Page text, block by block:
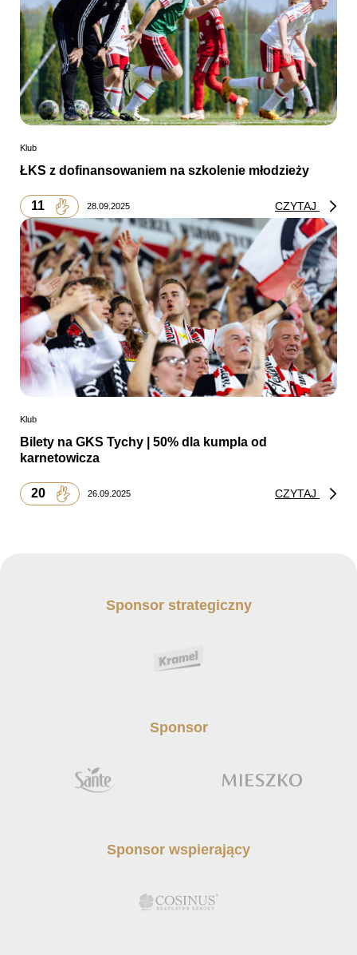
Klub
ŁKS z dofinansowaniem na szkolenie młodzieży
11 28.09.2025 CZYTAJ
Klub
Bilety na GKS Tychy | 50% dla kumpla od
karnetowicza
20 26.09.2025 CZYTAJ
Sponsor strategiczny
Sponsor
Sponsor wspierający